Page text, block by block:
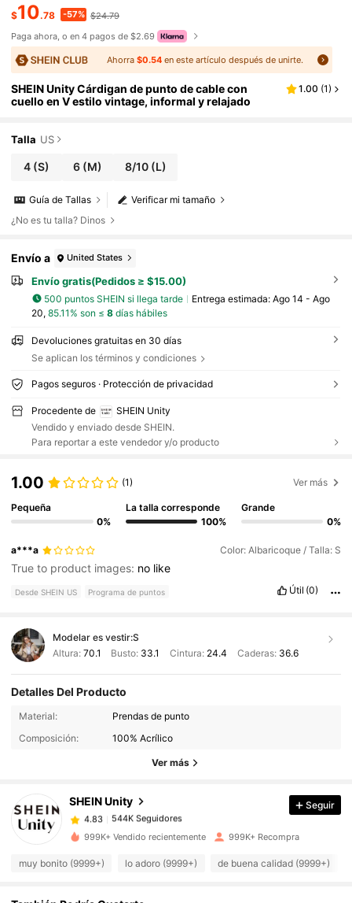
$10.78 -57% $24.79
Paga ahora, o en 4 pagos de $2.69
Ahorra $0.54en este artículo después de unirte.
SHEIN Unity Cárdigan de punto de cable con
cuello en V estilo vintage, informal y relajado
1.00 (1)
Talla US
4 (S) 6 (M) 8/10(L)
Verificar mi tamaño
Guía de Tallas
¿No es tu talla? Dinos
Envío a United States
Envío gratis(Pedidos ≥ $15.00)
500 puntos SHEIN si llega tarde Entrega estimada: Ago 14 - Ago
20, 85.11% son ≤ 8días hábiles
Devoluciones gratuitas en 30 días
Se aplican los términos y condiciones
Pagos seguros · Protección de privacidad
Procedente de
SHEIN Unity
Vendido y enviado desde SHEIN.
Para reportar a este vendedor y/o producto
1.00 (1) Ver más
Pequeña
0%
La talla corresponde
100%
Grande
0%
a***a Color: Albaricoque / Talla: S
True to product images: no like
Desde SHEIN US Programa de puntos Útil (0)
Modelar es vestir:S
Altura: 70.1 Busto: 33.1 Cintura: 24.4 Caderas: 36.6
Detalles Del Producto
Material:
Prendas de punto
Composición:
100% Acrílico
Ver más
SHEIN Unity
544K Seguidores
544K Seguidores
544K Seguidores
e***7 pagó Hace 1 día
4.83 544K Seguidores
Seguir
999K+ Vendido recientemente 999K+ Recompra
muy bonito (9999+) lo adoro (9999+) de buena calidad (9999+)